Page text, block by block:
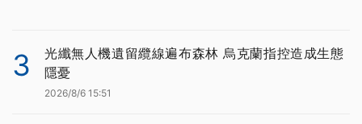
3
光纖無人機遺留纜線遍布森林 烏克蘭指控造成生態
隱憂
2026/8/6 15:51